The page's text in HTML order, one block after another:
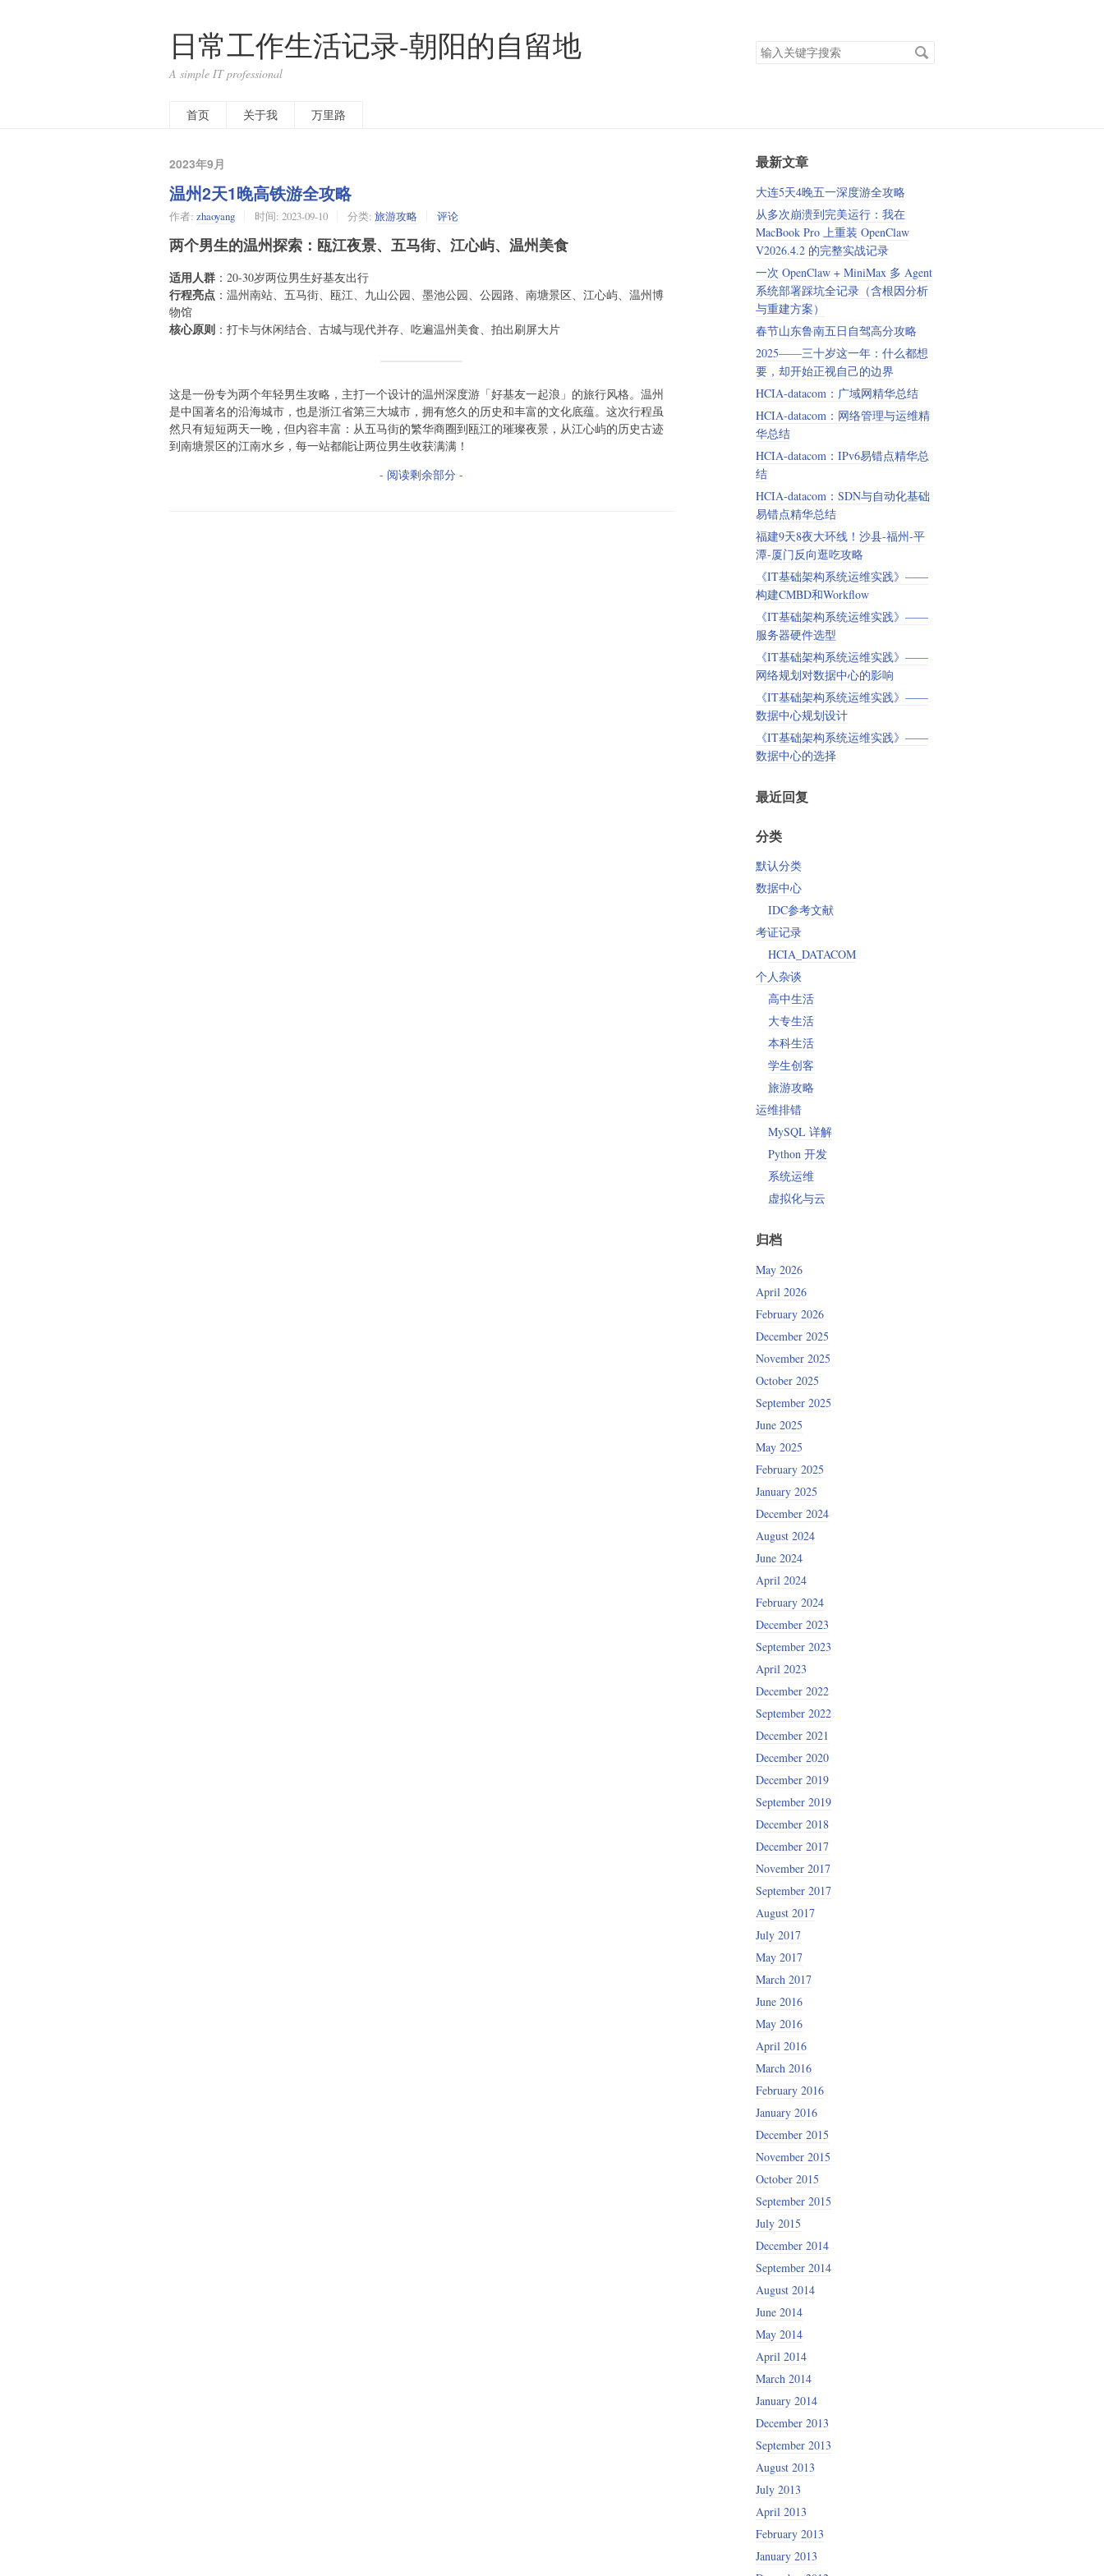
日常工作生活记录-朝阳的自留地
A simple IT professional
搜
索
首页
关于我 万里路
2023年9月
温州2天1晚高铁游全攻略
作者: zhaoyang 时间: 2023-09-10 分类: 旅游攻略 评论
两个男生的温州探索：瓯江夜景、五马街、江心屿、温州美食
适用人群 ：20-30岁两位男生好基友出行
行程亮点 ：温州南站、五马街、瓯江、九山公园、墨池公园、公园路、南塘景区、江心屿、温州博
物馆
核心原则 ：打卡与休闲结合、古城与现代并存、吃遍温州美食、拍出刷屏大片
这是一份专为两个年轻男生攻略，主打一个设计的温州深度游「好基友一起浪」的旅行风格。温州
是中国著名的沿海城市，也是浙江省第三大城市，拥有悠久的历史和丰富的文化底蕴。这次行程虽
然只有短短两天一晚，但内容丰富：从五马街的繁华商圈到瓯江的璀璨夜景，从江心屿的历史古迹
到南塘景区的江南水乡，每一站都能让两位男生收获满满！
- 阅读剩余部分 -
最新文章
大连5天4晚五一深度游全攻略
从多次崩溃到完美运行：我在
MacBook Pro 上重装 OpenClaw
V2026.4.2 的完整实战记录
一次 OpenClaw + MiniMax 多 Agent
系统部署踩坑全记录（含根因分析
与重建方案）
春节山东鲁南五日自驾高分攻略
2025——三十岁这一年：什么都想
要，却开始正视自己的边界
HCIA-datacom：广域网精华总结
HCIA-datacom：网络管理与运维精
华总结
HCIA-datacom：IPv6易错点精华总
结
HCIA-datacom：SDN与自动化基础
易错点精华总结
福建9天8夜大环线！沙县-福州-平
潭-厦门反向逛吃攻略
《IT基础架构系统运维实践》——
构建CMBD和Workflow
《IT基础架构系统运维实践》——
服务器硬件选型
《IT基础架构系统运维实践》——
网络规划对数据中心的影响
《IT基础架构系统运维实践》——
数据中心规划设计
《IT基础架构系统运维实践》——
数据中心的选择
最近回复
分类
默认分类
数据中心
IDC参考文献
考证记录
HCIA_DATACOM
个人杂谈
高中生活
大专生活
本科生活
学生创客
旅游攻略
运维排错
MySQL 详解
Python 开发
系统运维
虚拟化与云
归档
May 2026
April 2026
February 2026
December 2025
November 2025
October 2025
September 2025
June 2025
May 2025
February 2025
January 2025
December 2024
August 2024
June 2024
April 2024
February 2024
December 2023
September 2023
April 2023
December 2022
September 2022
December 2021
December 2020
December 2019
September 2019
December 2018
December 2017
November 2017
September 2017
August 2017
July 2017
May 2017
March 2017
June 2016
May 2016
April 2016
March 2016
February 2016
January 2016
December 2015
November 2015
October 2015
September 2015
July 2015
December 2014
September 2014
August 2014
June 2014
May 2014
April 2014
March 2014
January 2014
December 2013
September 2013
August 2013
July 2013
April 2013
February 2013
January 2013